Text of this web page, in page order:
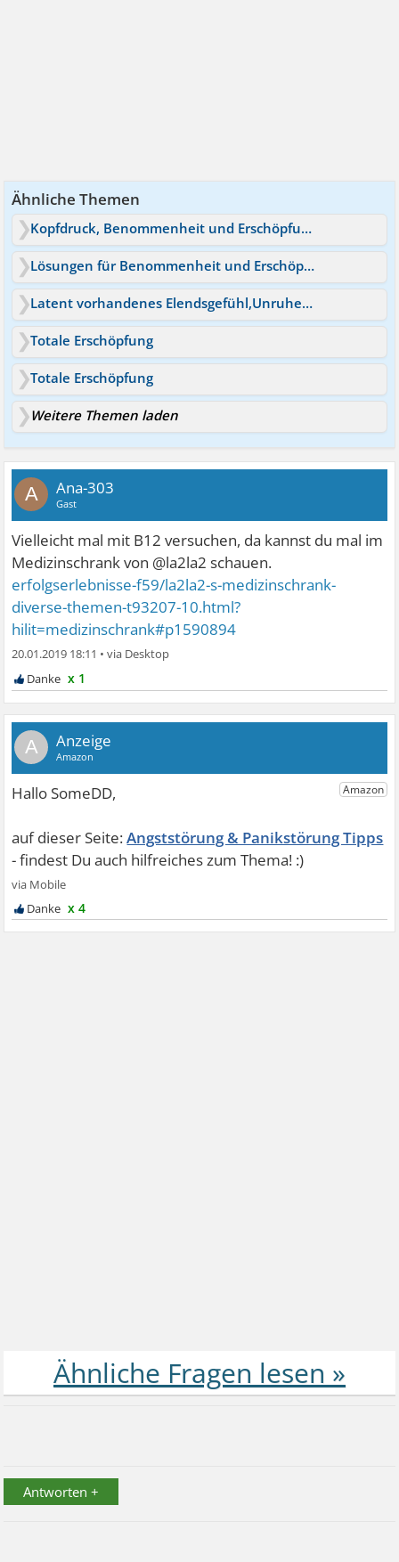
Ähnliche Themen
Kopfdruck, Benommenheit und Erschöpfung
Lösungen für Benommenheit und Erschöpfung?
Latent vorhandenes Elendsgefühl,Unruhe,Benommenheit
Totale Erschöpfung
Totale Erschöpfung
Weitere Themen laden
A Ana-303
Gast
Vielleicht mal mit B12 versuchen, da kannst du mal im
Medizinschrank von @la2la2 schauen.
erfolgserlebnisse-f59/la2la2-s-medizinschrank-
diverse-themen-t93207-10.html?
hilit=medizinschrank#p1590894
20.01.2019 18:11 •
x 1
A
Angststörung & Panikstörung Tipps
x 4
Antworten +